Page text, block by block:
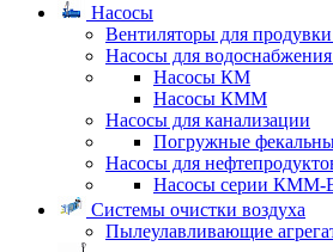
Насосы
Вентиляторы для
Насосы для
Насосы КМ
Насосы КММ
Насосы для канализации
Погружные
Насосы для
Насосы серии КММ-
Системы очистки воздуха
Пылеулавливающие